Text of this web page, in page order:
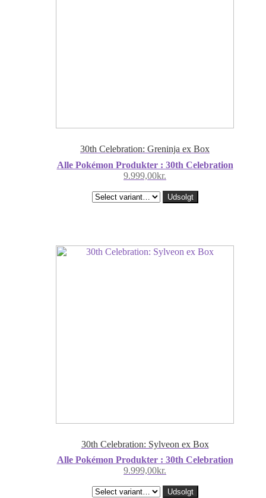
30th Celebration: Greninja ex Box
Alle Pokémon Produkter : 30th Celebration
9.999,00kr.
Udsolgt
30th Celebration: Sylveon ex Box
Alle Pokémon Produkter : 30th Celebration
9.999,00kr.
Udsolgt